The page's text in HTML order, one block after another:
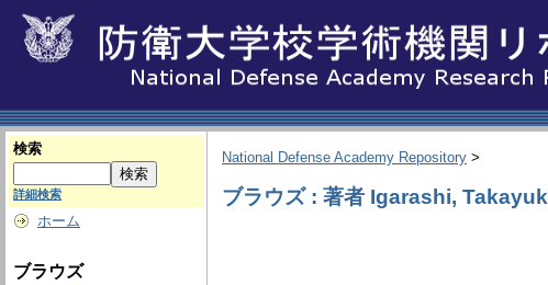
検索
詳細検索
ホーム
ブラウズ
National Defense Academy Repository >
ブラウズ : 著者 Igarashi,